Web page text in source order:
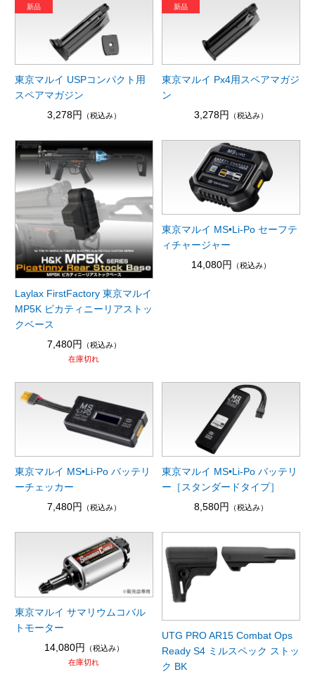
東京マルイ USPコンパクト用
スペアマガジン
3,278円
（税込み）
東京マルイ Px4用スペアマガジ
ン
3,278円
（税込み）
Laylax FirstFactory 東京マルイ
MP5K ピカティニーリアストッ
クベース
7,480円
（税込み）
在庫切れ
東京マルイ MS•Li-Po セーフテ
ィチャージャー
14,080円
（税込み）
東京マルイ MS•Li-Po バッテリ
ーチェッカー
7,480円
（税込み）
東京マルイ MS•Li-Po バッテリ
ー［スタンダードタイプ］
8,580円
（税込み）
東京マルイ サマリウムコバル
トモーター
14,080円
（税込み）
在庫切れ
UTG PRO AR15 Combat Ops
Ready S4 ミルスペック ストッ
ク BK